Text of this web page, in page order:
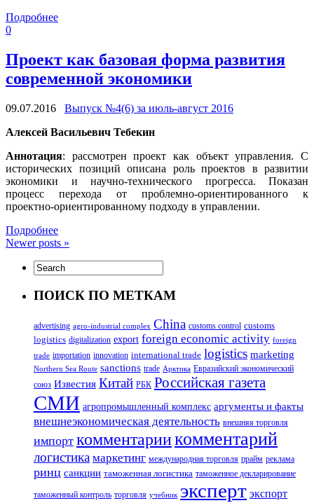
Подробнее
0
Проект как базовая форма развития
современной экономики
09.07.2016
Выпуск №4(6) за июль-август 2016
Алексей Васильевич Тебекин
Аннотация: рассмотрен проект как объект управления. С
исторических позиций описана роль проектов в развитии
экономики и научно-технического прогресса. Показан
процесс перехода от проблемно-ориентированного к
проектно-ориентированному подходу в управлении.
Подробнее
Newer posts »
ПОИСК ПО МЕТКАМ
advertising agro-industrial complex China customs control customs
logistics digitalization export foreign economic activity foreign
trade importation innovation international trade logistics marketing
Northern Sea Route sanctions trade Арктика Евразийский экономический
союз Известия Китай РБК Российская газета
СМИ агропромышленный комплекс аргументы и факты
внешнеэкономическая деятельность внешняя торговля
импорт комментариикомментарий
логистика маркетинг международная торговля прайм реклама
ринц санкции таможенная логистика таможенное декларирование
таможенный контроль торговля учебник эксперт экспорт